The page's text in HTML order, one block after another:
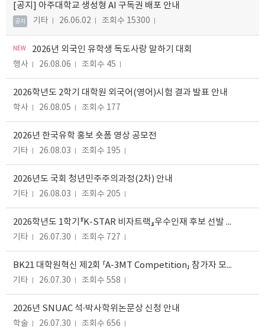
[공지] 아주대학교 생성형 AI 구독권 배포 안내
공지 기타 26.06.02 조회수 15300
2026년 외국인 유학생 독도사랑 말하기 대회
NEW
행사 26.08.06 조회수 45
2026학년도 2학기 대학원 외국어(영어)시험 결과 발표 안내
학사 26.08.05 조회수 177
2026년 한국유학 홍보 숏폼 영상 공모전
기타 26.08.03 조회수 195
2026년도 국회 청년민주주의과정(2차) 안내
기타 26.08.03 조회수 205
2026학년도 1학기『K-STAR 비자트랙』우수인재 후보 선발 안내
기타 26.07.30 조회수 727
BK21 대학원혁신 제2회 「A-3MT Competition」 참가자 모집 ( ~2026.8.7.(금) 15:00)
기타 26.07.30 조회수 558
2026년 SNUAC 석·박사학위논문상 신청 안내
학술 26.07.30 조회수 656